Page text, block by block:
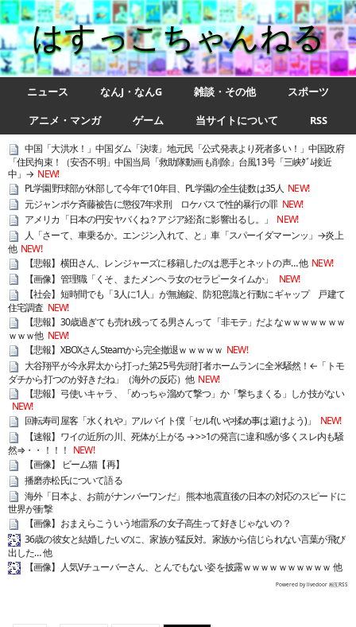
はすっこちゃんねる
ニュース なんJ・なんG 雑談・その他
スポーツ
アニメ・マンガ
ゲーム 当サイトについて RSS
中国「大洪水！」中国ダム「決壊」地元民「公式発表より死者多い！」中国政府
「住民拘束！（安否不明」中国当局「救助隊動画も削除」台風13号「三峡ﾀﾞﾑ接近
中」→ NEW!
PL学園野球部が休部して今年で10年目、PL学園の全生徒数は35人 NEW!
元ジャンポケ斉藤被告に懲役7年求刑 ロケバスで性的暴行の罪 NEW!
アメリカ「日本の円安ヤバくね？アジア経済に影響出るし。」
NEW!
人「さーて、車乗るか。エンジン入れて、と」車「スパーイダマーンッ」→炎上
他 NEW!
【悲報】横田さん、レンジャーズに移籍したのは悪手とネットの声… 他 NEW!
【画像】管理職「くそ、またメンヘラ女のセラピータイムか」
NEW!
【社会】短時間でも「3人に1人」が無施錠、防犯意識と行動にギャップ 戸建て
住宅調査 NEW!
【悲報】30歳過ぎても売れ残ってる男さんって「非モテ」だよなｗｗｗｗｗｗｗ
ｗｗｗ他 NEW!
【悲報】XBOXさんSteamから完全撤退ｗｗｗｗｗ NEW!
大谷翔平が今永昇太から打った第25号先頭打者ホームランに全米騒然！←「トモ
ダチから打つのが好きだね」（海外の反応）他 NEW!
【悲報】弓使いキャラ、「めっちゃ溜めて撃つ」か「撃ちまくる」しか技がない
NEW!
回転寿司屋客「水くれや」アルバイト僕「セルf(いや揉め事は避けよう)」
NEW!
【速報】ワイの近所の川、死体が上がる → >>1の発言に違和感が多くスレ内も騒
然⇒・・！！！ NEW!
【画像】 ビーム猫【再】
播磨赤松氏について語る
海外「日本よ、お前がナンバーワンだ」 熊本地震直後の日本の対応のスピードに
世界が衝撃
【画像】おまえらこういう地雷系の女子高生って好きじゃないの？
36歳の彼女と結婚したいのに、家族が猛反対。家族から信じられない言葉が飛び
出した… 他
【画像】人気Vチューバーさん、とんでもない姿を披露ｗｗｗｗｗｗｗｗｗｗ 他
Powered by livedoor 相互RSS